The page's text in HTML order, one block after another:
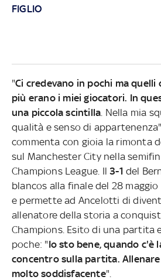
FIGLIO
"Ci credevano in pochi ma quelli
più erano i miei giocatori. In
una piccola scintilla . Nella mia
qualità e senso di
commenta con gioia la rimonta
sul Manchester City nella
Champions League. Il3-1del
blancos alla finale del 28
e permette ad Ancelotti di
allenatore della storia a
Champions. Esito di una partita
poche: "Io sto bene, quando c'è
concentro sulla partita.
molto soddisfacente".